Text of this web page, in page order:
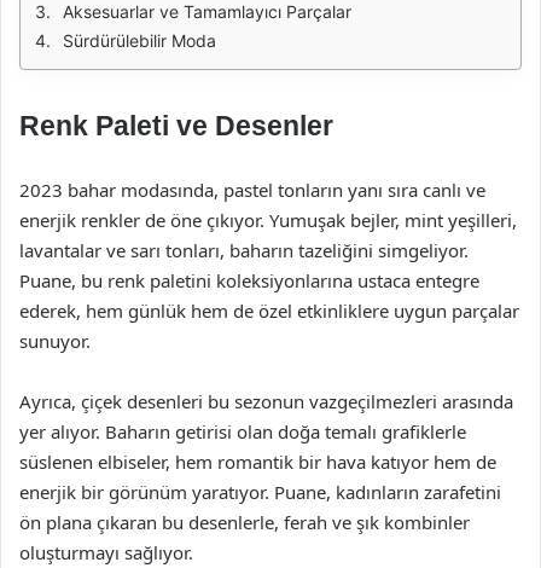
Aksesuarlar ve Tamamlayıcı Parçalar
Sürdürülebilir Moda
Renk Paleti ve Desenler
2023 bahar modasında, pastel tonların yanı sıra canlı ve
enerjik renkler de öne çıkıyor. Yumuşak bejler, mint yeşilleri,
lavantalar ve sarı tonları, baharın tazeliğini simgeliyor.
Puane, bu renk paletini koleksiyonlarına ustaca entegre
ederek, hem günlük hem de özel etkinliklere uygun parçalar
sunuyor.
Ayrıca, çiçek desenleri bu sezonun vazgeçilmezleri arasında
yer alıyor. Baharın getirisi olan doğa temalı grafiklerle
süslenen elbiseler, hem romantik bir hava katıyor hem de
enerjik bir görünüm yaratıyor. Puane, kadınların zarafetini
ön plana çıkaran bu desenlerle, ferah ve şık kombinler
oluşturmayı sağlıyor.